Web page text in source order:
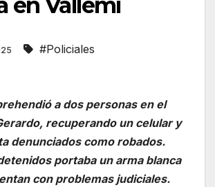
en Vallemí
#Policiales
a dos personas en el
recuperando un celular y
denunciados como robados.
portaba un arma blanca
con problemas judiciales.